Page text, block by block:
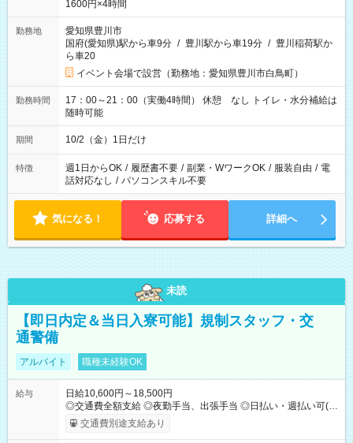
1600円×4時間
勤務地
愛知県豊川市
国府(愛知県)駅から車9分 / 豊川駅から車19分 / 豊川稲荷駅か
ら車20
イベント会場で設営（勤務地：愛知県豊川市白鳥町）
勤務時間
17：00～21：00（実働4時間） 休憩 なし トイレ・水分補給は
随時可能
期間 10/2（金）1日だけ
特徴 週1日からOK / 履歴書不要 / 副業・WワークOK / 服装自由 / 電
話対応なし / パソコンスキル不要
気になる！ 応募する 詳細へ
未読
【即日内定＆当日入寮可能】規制スタッフ・交
通警備
アルバイト 職種未経験OK
給与
日給10,600円～18,500円
◎交通費全額支給 ◎夜勤手当、出張手当 ◎日払い・週払い可(希
望者／条件有) ＜月収例＞ 日給10,600円×22日稼働＝23.5万円/
交通費別途支給あり